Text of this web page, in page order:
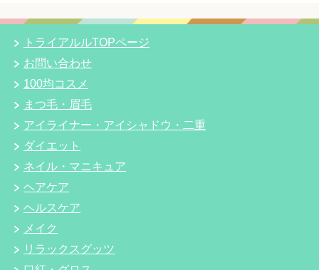
トライアルルTOPページ
お問い合わせ
100均コスメ
まつ毛・眉毛
アイライナー・アイシャドウ・二重
ダイエット
ネイル・マニキュア
ヘアケア
ヘルスケア
メイク
リラックスグッツ